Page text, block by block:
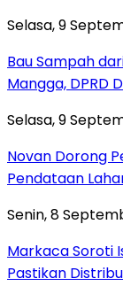
Selasa, 9
Bau Sampah
Mangga, DPRD
Selasa, 9
Novan Dorong
Pendataan
Senin, 8
Markaca Soroti
Pastikan